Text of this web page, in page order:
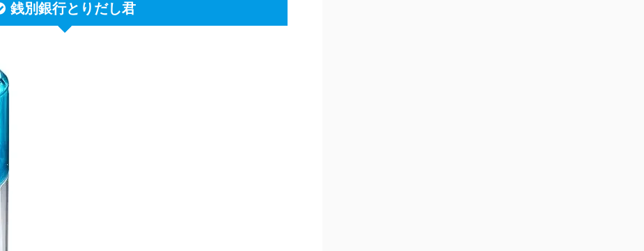
銭別銀行とりだし君